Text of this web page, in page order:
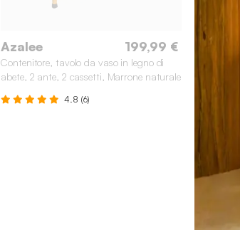
Azalee 199,99 €
Contenitore, tavolo da vaso in legno di
abete, 2 ante, 2 cassetti, Marrone naturale
4.8 (6)